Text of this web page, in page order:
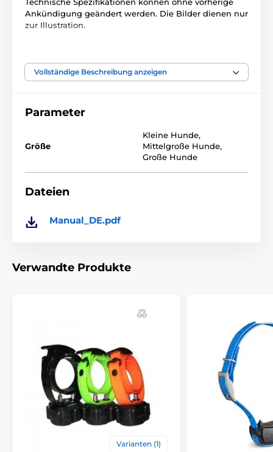
Technische Spezifikationen können ohne vorherige
Ankündigung geändert werden. Die Bilder dienen nur
zur Illustration.
Das Produkt ist in Kategorien eingeteilt
Dogtra
Vollständige Beschreibung anzeigen
Parameter
Größe
Kleine Hunde,
Mittelgroße Hunde,
Große Hunde
Dateien
Manual_DE.pdf
Verwandte Produkte
Varianten (1)